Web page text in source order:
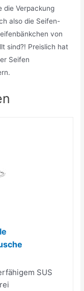
die Verpackung
also die Seifen-
von
sind?! Preislich hat
Seifen
SUS